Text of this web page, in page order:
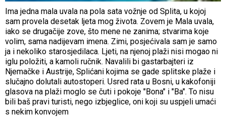
Ima jedna mala uvala na pola sata vožnje od Splita, u kojoj
sam provela desetak ljeta mog života. Zovem je Mala uvala,
iako se drugačije zove, što mene ne zanima; stvarima koje
volim, sama nadijevam imena. Zimi, posjećivala sam je samo
ja i nekoliko starosjedilaca. Ljeti, na njenoj plaži nisi mogao ni
iglu položiti, a kamoli ručnik. Navalili bi gastarbajteri iz
Njemačke i Austrije, Splićani kojima se gade splitske plaže i
slučajno dolutali autostoperi. Usred rata u Bosni, u kakofoniji
glasova na plaži moglo se čuti i pokoje "Bona" i "Ba". To nisu
bili baš pravi turisti, nego izbjeglice, oni koji su uspjeli umaći
s nekim konvojem